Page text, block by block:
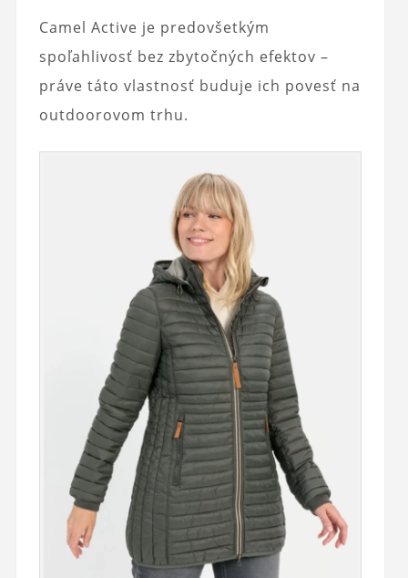
Camel Active je predovšetkým
spoľahlivosť bez zbytočných efektov –
práve táto vlastnosť buduje ich povesť na
outdoorovom trhu.